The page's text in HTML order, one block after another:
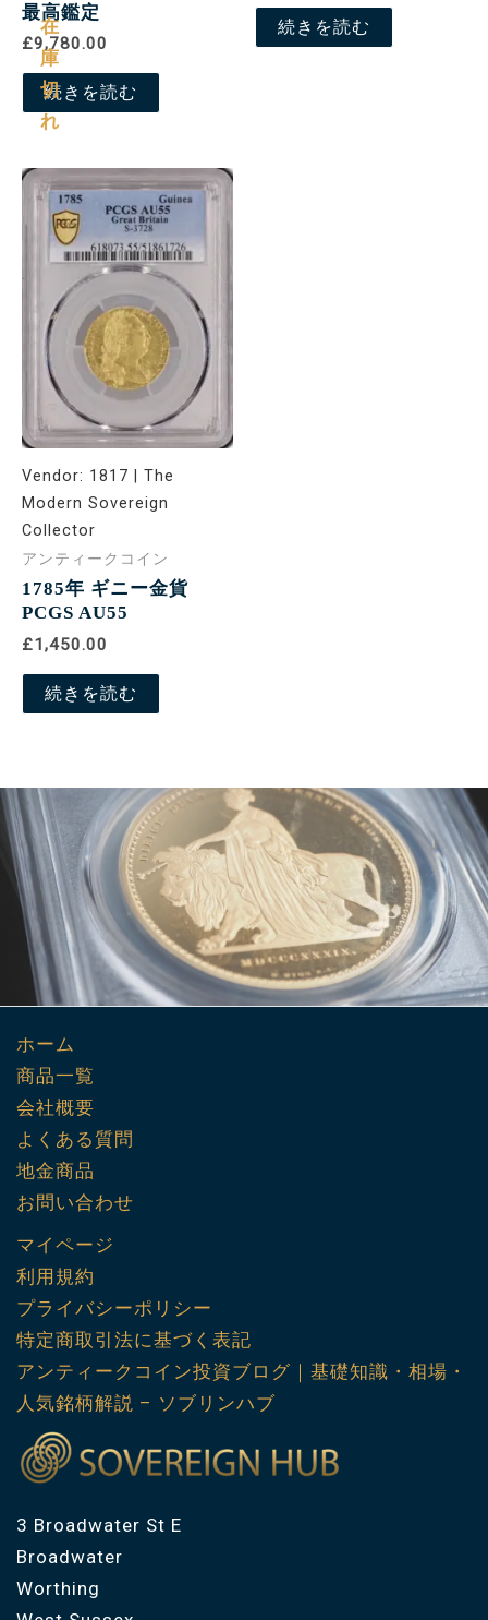
最高鑑定
£9,780.00
続きを読む
続きを読む
在
庫
切
れ
Vendor: 1817 | The
Modern Sovereign
Collector
アンティークコイン
1785年 ギニー金貨
PCGS AU55
£1,450.00
続きを読む
ホーム
商品一覧
会社概要
よくある質問
地金商品
お問い合わせ
マイページ
利用規約
プライバシーポリシー
特定商取引法に基づく表記
アンティークコイン投資ブログ｜基礎知識・相場・
人気銘柄解説 – ソブリンハブ
3 Broadwater St E
Broadwater
Worthing